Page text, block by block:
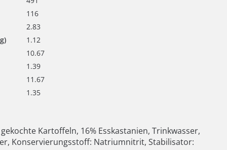
116
2.83
1.12
10.67
1.39
11.67
1.35
Kartoffeln, 16% Esskastanien, Trinkwasser,
Konservierungsstoff: Natriumnitrit, Stabilisator: